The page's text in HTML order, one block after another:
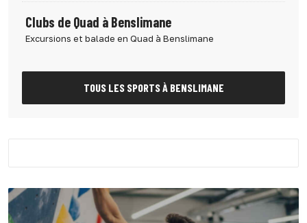
Clubs de Quad à Benslimane
Excursions et balade en Quad à Benslimane
TOUS LES SPORTS À BENSLIMANE